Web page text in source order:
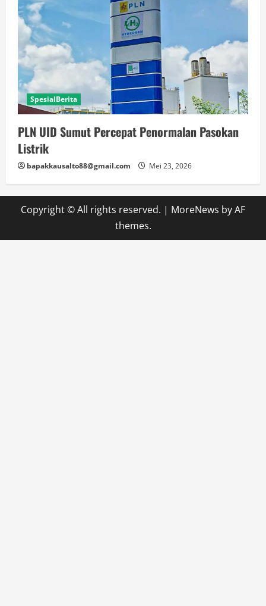
SpesialBerita
PLN UID Sumut Percepat Penormalan Pasokan
Listrik
bapakkausalto88@gmail.com Mei 23, 2026
Copyright © All rights reserved. | MoreNews by AF
themes.